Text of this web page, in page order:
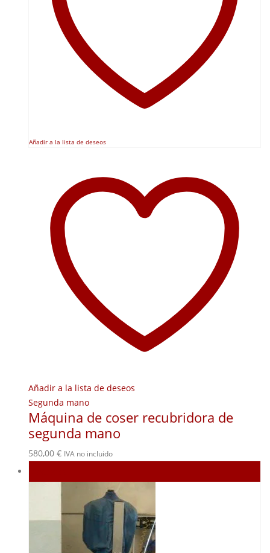
Añadir a la lista de deseos
Añadir a la lista de deseos
Segunda mano
Máquina de coser recubridora de
segunda mano
580,00 € IVA no incluido